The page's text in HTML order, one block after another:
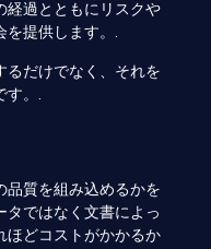
経過とともにリスクや
提供します。.
だけでなく、それを
す。.
品質を組み込めるかを
ではなく文書によっ
ほどコストがかかるか